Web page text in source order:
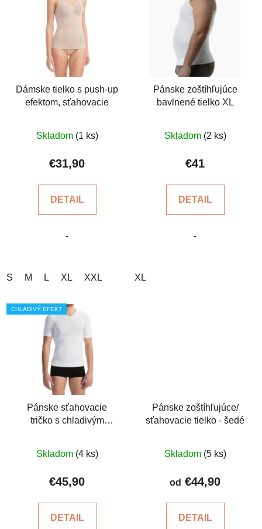
Dámske tielko s push-up
efektom, sťahovacie
hodnotenie
produktu
z
hviezdičiek.
Skladom (1 ks)
€31,90
DETAIL
-
S M L XL XXL
Pánske zoštíhľujúce
bavlnené tielko XL
Skladom (2 ks)
€41
DETAIL
-
XL
CHLADIVÝ EFEKT
Pánske sťahovacie
tričko s chladivým
hodnotenie
produktu
z
Skladom (4 ks)
€45,90
DETAIL
Pánske zoštíhľujúce/
sťahovacie tielko - šedé
hodnotenie
produktu
z
Skladom (5 ks)
od €44,90
DETAIL